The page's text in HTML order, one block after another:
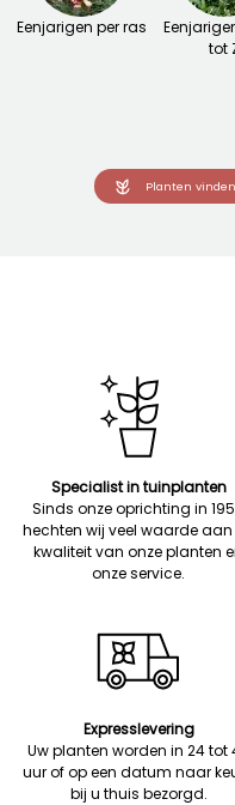
Eenjarigen per ras
tot
Planten
Specialist in tuinplanten
Sinds onze oprichting in
hechten wij veel waarde
kwaliteit van onze planten
onze service.
Expresslevering
Uw planten worden in 24 tot
uur of op een datum naar
bij u thuis bezorgd.